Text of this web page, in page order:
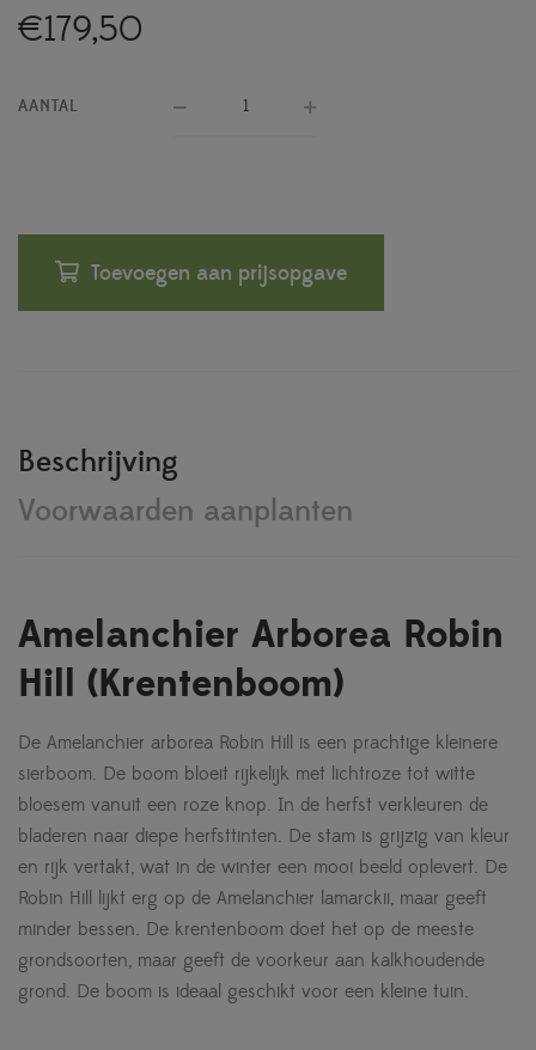
€179,50
AANTAL
Toevoegen aan prijsopgave
Beschrijving
Voorwaarden aanplanten
Amelanchier Arborea Robin
Hill (Krentenboom)
De Amelanchier arborea Robin Hill is een prachtige kleinere
sierboom. De boom bloeit rijkelijk met lichtroze tot witte
bloesem vanuit een roze knop. In de herfst verkleuren de
bladeren naar diepe herfsttinten. De stam is grijzig van kleur
en rijk vertakt, wat in de winter een mooi beeld oplevert. De
Robin Hill lijkt erg op de Amelanchier lamarckii, maar geeft
minder bessen. De krentenboom doet het op de meeste
grondsoorten, maar geeft de voorkeur aan kalkhoudende
grond. De boom is ideaal geschikt voor een kleine tuin.